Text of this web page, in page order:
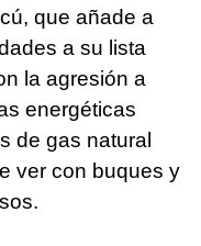
que añade a
a su lista
la agresión a
energéticas
de gas natural
ver con buques y